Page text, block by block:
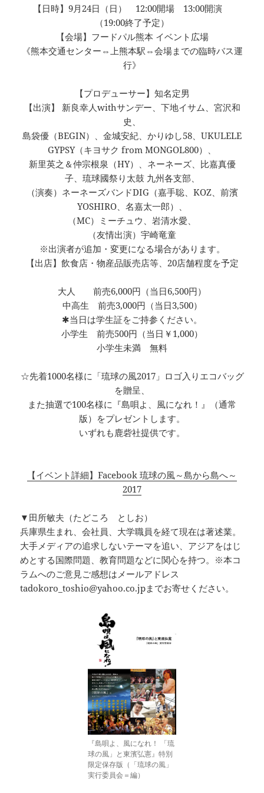
【日時】9月24日（日） 12:00開場 13:00開演
（19:00終了予定）
【会場】フードパル熊本 イベント広場
《熊本交通センター⇔上熊本駅⇔会場までの臨時バス運
行》
【プロデューサー】知名定男
【出演】 新良幸人withサンデー、下地イサム、宮沢和
史、
島袋優（BEGIN）、金城安紀、かりゆし58、UKULELE
GYPSY（キヨサク from MONGOL800）、
新里英之＆仲宗根泉（HY）、ネーネーズ、比嘉真優
子、琉球國祭り太鼓 九州各支部、
（演奏）ネーネーズバンドDIG（嘉手聡、KOZ、前濱
YOSHIRO、名嘉太一郎）、
（MC）ミーチュウ、岩清水愛、
（友情出演）宇崎竜童
※出演者が追加・変更になる場合があります。
【出店】飲食店・物産品販売店等、20店舗程度を予定
大人 前売6,000円（当日6,500円）
中高生 前売3,000円（当日3,500）
✱当日は学生証をご持参ください。
小学生 前売500円（当日￥1,000）
小学生未満 無料
☆先着1000名様に「琉球の風2017」ロゴ入りエコバッグ
を贈呈、
また抽選で100名様に『島唄よ、風になれ！』（通常
版）をプレゼントします。
いずれも鹿砦社提供です。
【イベント詳細】Facebook 琉球の風～島から島へ～
2017
▼田所敏夫（たどころ としお）
兵庫県生まれ、会社員、大学職員を経て現在は著述業。
大手メディアの追求しないテーマを追い、アジアをはじ
めとする国際問題、教育問題などに関心を持つ。※本コ
ラムへのご意見ご感想はメールアドレス
tadokoro_toshio@yahoo.co.jpまでお寄せください。
『島唄よ、風になれ！ 「琉
球の風」と東濱弘憲』特別
限定保存版（「琉球の風」
実行委員会＝編）